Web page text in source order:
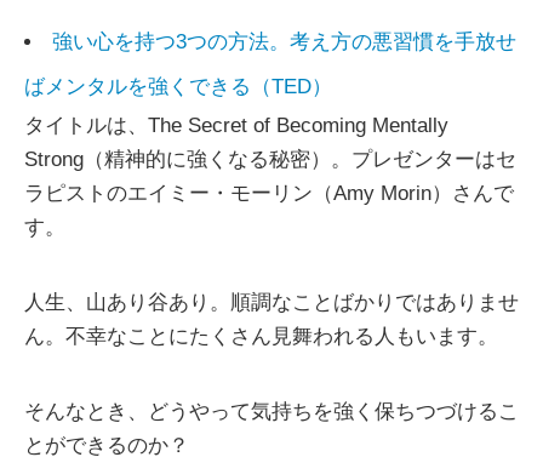
強い心を持つ3つの方法。考え方の悪習慣を手放せ
ばメンタルを強くできる（TED）
タイトルは、The Secret of Becoming Mentally
Strong（精神的に強くなる秘密）。プレゼンターはセ
ラピストのエイミー・モーリン（Amy Morin）さんで
す。
人生、山あり谷あり。順調なことばかりではありませ
ん。不幸なことにたくさん見舞われる人もいます。
そんなとき、どうやって気持ちを強く保ちつづけるこ
とができるのか？